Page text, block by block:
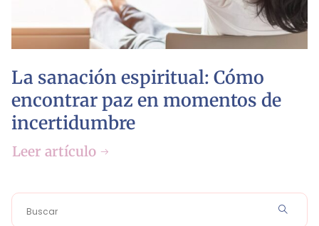
La sanación espiritual: Cómo
encontrar paz en momentos de
incertidumbre
Leer artículo